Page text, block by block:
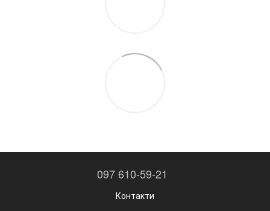
097 610-59-21
Контакти